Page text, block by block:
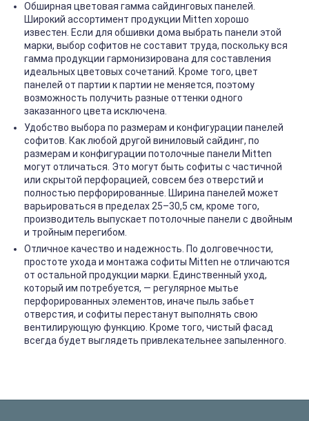
Обширная цветовая гамма сайдинговых панелей.
Широкий ассортимент продукции Mitten хорошо
известен. Если для обшивки дома выбрать панели этой
марки, выбор софитов не составит труда, поскольку вся
гамма продукции гармонизирована для составления
идеальных цветовых сочетаний. Кроме того, цвет
панелей от партии к партии не меняется, поэтому
возможность получить разные оттенки одного
заказанного цвета исключена.
Удобство выбора по размерам и конфигурации панелей
софитов. Как любой другой виниловый сайдинг, по
размерам и конфигурации потолочные панели Mitten
могут отличаться. Это могут быть софиты с частичной
или скрытой перфорацией, совсем без отверстий и
полностью перфорированные. Ширина панелей может
варьироваться в пределах 25–30,5 см, кроме того,
производитель выпускает потолочные панели с двойным
и тройным перегибом.
Отличное качество и надежность. По долговечности,
простоте ухода и монтажа софиты Mitten не отличаются
от остальной продукции марки. Единственный уход,
который им потребуется, — регулярное мытье
перфорированных элементов, иначе пыль забьет
отверстия, и софиты перестанут выполнять свою
вентилирующую функцию. Кроме того, чистый фасад
всегда будет выглядеть привлекательнее запыленного.